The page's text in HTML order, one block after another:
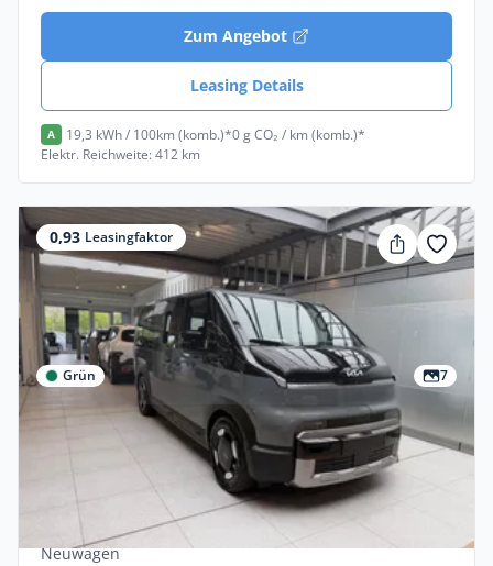
Zum Angebot
Leasing Details
A 19,3 kWh / 100km (komb.)*0 g CO₂ / km (komb.)*
Elektr. Reichweite: 412 km
0,93 Leasingfaktor
Grün 7
Privat & Gewerbe
Kia PV5 Passanger 71,2 kWh Elite - Sofort
verfügbar - inkl. Wärmepumpe
Elektro • Automatik •
163 PS (120 kW)
Neuwagen